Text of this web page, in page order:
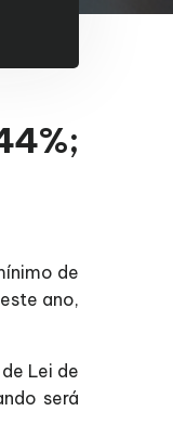
de
ano,
Lei de
será